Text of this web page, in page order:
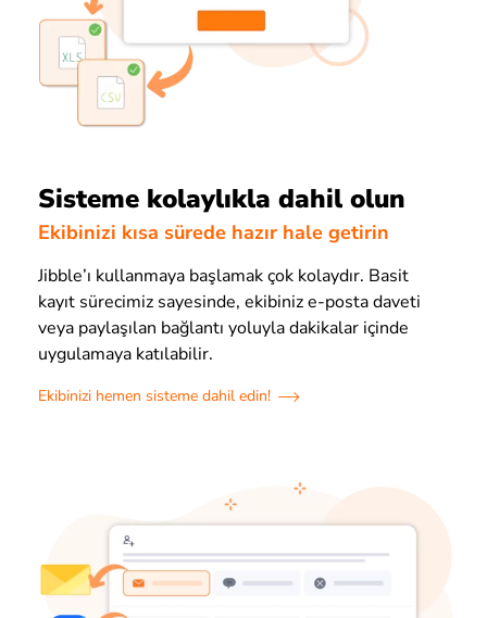
Sisteme kolaylıkla dahil olun
Ekibinizi kısa sürede hazır hale getirin
Jibble’ı kullanmaya başlamak çok kolaydır. Basit
kayıt sürecimiz sayesinde, ekibiniz e-posta daveti
veya paylaşılan bağlantı yoluyla dakikalar içinde
uygulamaya katılabilir.
Ekibinizi hemen sisteme dahil edin!